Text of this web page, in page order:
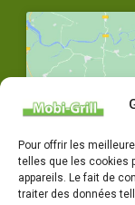
Pour offrir les
telles que les cookies
appareils. Le fait de
traiter des données